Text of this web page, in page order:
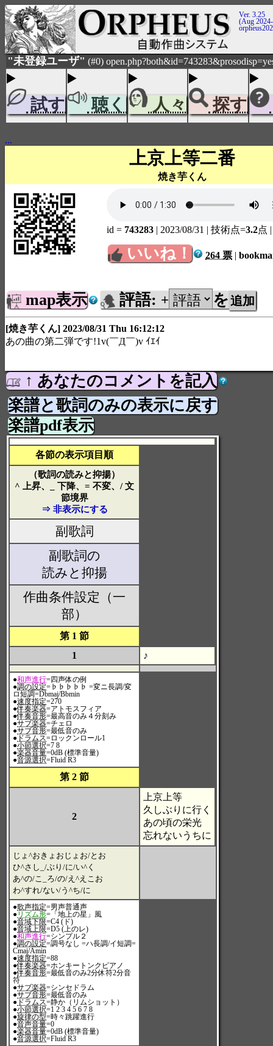
Ver. 3.25
(Aug
"未登録ユーザ" (#0)
試す 聴く 人々 探す
...
上京上等二番
焼き芋くん
id = 743283 | 2023/08/31 | 技術点=3.2点
いいね！ 264 票 |
map表示 評語: + を
[焼き芋くん] 2023/08/31 Thu 16:12:12
あの曲の第二弾です!1v(￣Д￣)v ｲｴｲ
↑ あなたのコメントを記入
楽譜と歌詞のみの表示に戻す
楽譜pdf表示
各節の表示項目順
（歌詞の読みと抑揚）
^ 上昇、_ 下降、= 不変、/ 文
節境界
⇒ 非表示にする
副歌詞
副歌詞の
読みと抑揚
作曲条件設定（一
部）
第 1 節
1
♪
●和声進行=四声体の例
●調の設定=♭♭♭♭♭ =変ニ長調/変
ロ短調=Dbmaj/Bbmin
●速度指定=270
●伴奏楽器=アトモスフィア
●伴奏音形=最高音のみ４分刻み
●サブ楽器=チェロ
●サブ音形=最低音のみ
● ドラムス=ロックンロール1
●小節選択=7 8
●楽器音量=0dB (標準音量)
●音源選択=Fluid R3
第 2 節
2
上京上等
久しぶりに行く
あの頃の栄光
忘れないうちに
じょ^おきょおじょお/とお
ひ^さし_/ぶり/に/い^く
あ^の/こ_ろ/の/え^えこお
わ^すれ/ない/う^ち/に
●歌声指定=男声普通声
●リズム形=「地上の星」風
●音域下限=C4 (ド)
●音域上限=D5 (上のレ)
●和声進行=シンプル２
●調の設定=調号なし =ハ長調/イ短調=
Cmaj/Amin
●速度指定=88
●伴奏楽器=ホンキートンクピアノ
●伴奏音形=最低音のみ2分休符2分音
符
●サブ楽器=シンセドラム
●サブ音形=最低音のみ
● ドラムス=静か（リムショット）
●小節選択=1 2 3 4 5 6 7 8
●旋律の型=時々跳躍進行
●音声音量=0
●楽器音量=0dB (標準音量)
●音源選択=Fluid R3